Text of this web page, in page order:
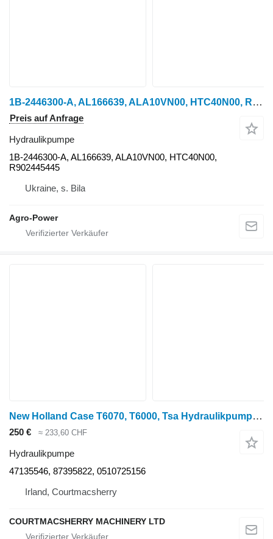
1B-2446300-A, AL166639, ALA10VN00, HTC40N00, R902445445 Hydraulikpumpe für John Deere Radtraktor
Preis auf Anfrage
Hydraulikpumpe
1B-2446300-A, AL166639, ALA10VN00, HTC40N00,
R902445445
Ukraine, s. Bila
Agro-Power
New Holland Case T6070, T6000, Tsa Hydraulikpumpe 47135546, 87395822 für T6070 Radtraktor
250 € ≈ 233,60 CHF
Hydraulikpumpe
47135546, 87395822, 0510725156
Irland, Courtmacsherry
COURTMACSHERRY MACHINERY LTD